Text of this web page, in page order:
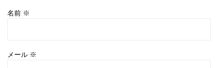
名前 ※
メール ※